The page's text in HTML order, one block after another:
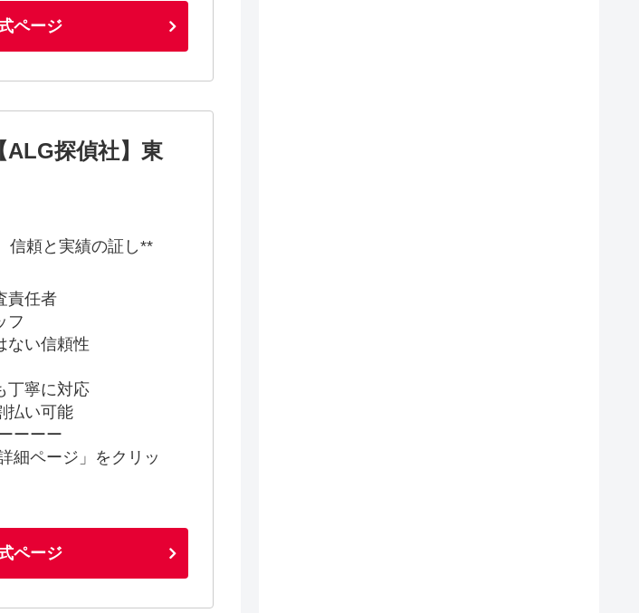
ページ
探偵社】東
信頼と実績の証し**
責任者
フ
ない信頼性
丁寧に対応
払い可能
ーーー
細ページ」をクリッ
ページ